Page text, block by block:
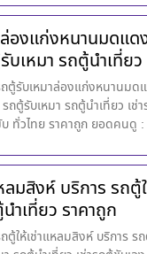
องแก่งหนานมดแด
บเหมา รถตู้นำเที่ย
ถตู้รับเหมาล่องแก่งหนานมด
ถตู้รับเหมา รถตู้นำเที่ยว เช่
ทั่วไทย ราคาถูก ยอดคนดู
ลมสิงห์ บริการ รถตู้
ำเที่ยว ราคาถูก
ตู้ให้เช่าแหลมสิงห์ บริการ ร